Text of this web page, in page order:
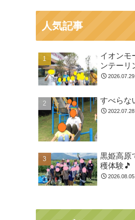
人気記事
イオンモ
ンテーリ
2026.07.29
すべらな
2022.07.28
黒姫高原
穫体験🎵
2026.08.05